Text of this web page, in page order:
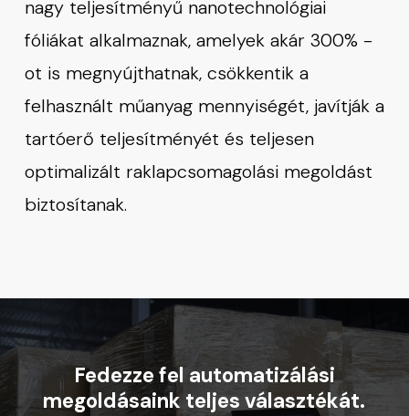
nagy teljesítményű nanotechnológiai
fóliákat alkalmaznak, amelyek akár 300% -
ot is megnyújthatnak, csökkentik a
felhasznált műanyag mennyiségét, javítják a
tartóerő teljesítményét és teljesen
optimalizált raklapcsomagolási megoldást
biztosítanak.
Fedezze fel automatizálási
megoldásainkteljes választékát.